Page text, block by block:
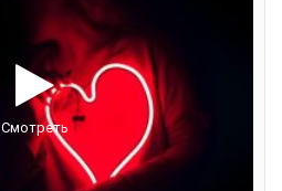
Смотреть